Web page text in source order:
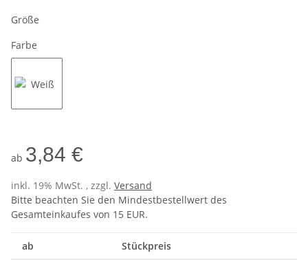
Größe
Farbe
ab 3,84 €
inkl. 19% MwSt. , zzgl. Versand
Bitte beachten Sie den Mindestbestellwert des
Gesamteinkaufes von 15 EUR.
ab Stückpreis